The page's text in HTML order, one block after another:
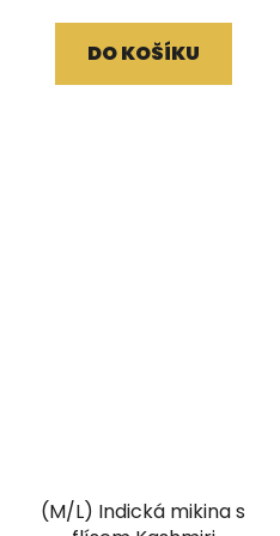
DO KOŠÍKU
(M/L) Indická mikina s